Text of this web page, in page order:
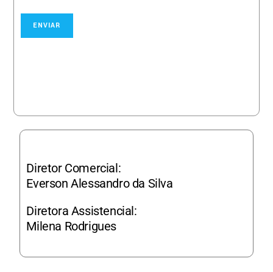
ENVIAR
Diretor Comercial:
Everson Alessandro da Silva
Diretora Assistencial:
Milena Rodrigues